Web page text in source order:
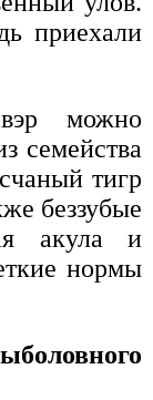
приехали
можно
семейства
тигр
беззубые
акула и
нормы